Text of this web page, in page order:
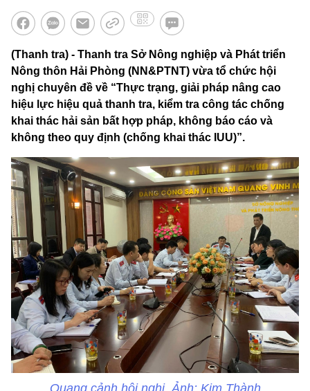
(Thanh tra) - Thanh tra Sở Nông nghiệp và Phát triển
Nông thôn Hải Phòng (NN&PTNT) vừa tổ chức hội
nghị chuyên đề về “Thực trạng, giải pháp nâng cao
hiệu lực hiệu quả thanh tra, kiểm tra công tác chống
khai thác hải sản bất hợp pháp, không báo cáo và
không theo quy định (chống khai thác IUU)”.